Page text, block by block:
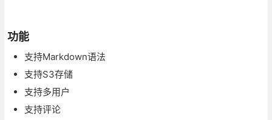
功能
支持Markdown语法
支持S3存储
支持多用户
支持评论